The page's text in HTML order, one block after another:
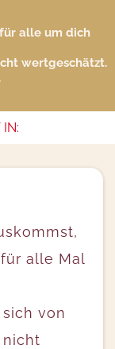
alle um dich
wertgeschätzt.
alle Mal
von